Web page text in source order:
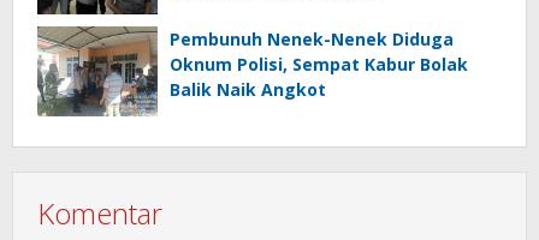
Pembunuh Nenek-Nenek Diduga
Oknum Polisi, Sempat Kabur Bolak
Balik Naik Angkot
Komentar